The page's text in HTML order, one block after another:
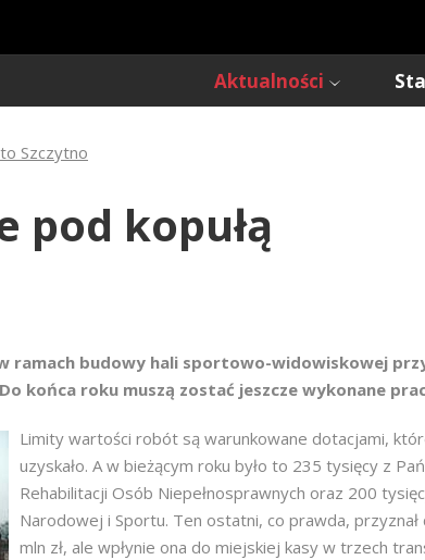
Aktualności
Szczytno
pod kopułą
ramach budowy hali sportowo-widowiskowej
końca roku muszą zostać jeszcze wykonane
Limity wartości robót są warunkowane dotacjami,
uzyskało. A w bieżącym roku było to 235 tysięcy z
Rehabilitacji Osób Niepełnosprawnych oraz 200
Narodowej i Sportu. Ten ostatni, co prawda, przyznał
mln zł, ale wpłynie ona do miejskiej kasy w trzech